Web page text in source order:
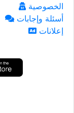
الخصوصية
أسئلة وإجابات
إعلانات